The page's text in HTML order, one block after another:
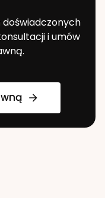
i umów